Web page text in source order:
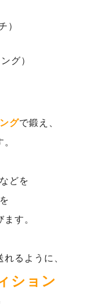
）
グ）
グで鍛え、
どを
す。
るように、
ション